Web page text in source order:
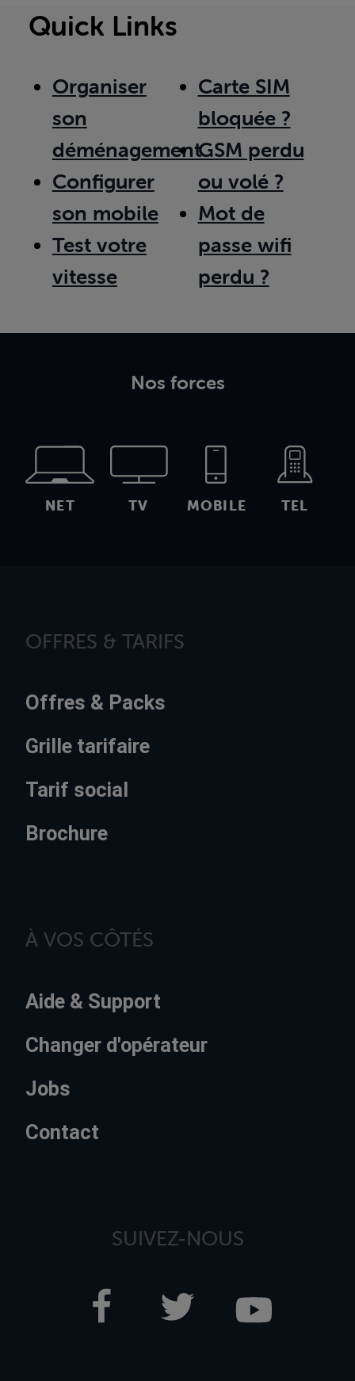
Quick Links
Organiser
son
déménagement
Configurer
son mobile
Test votre
vitesse
Carte SIM
bloquée ?
GSM perdu
ou volé ?
Mot de
passe wifi
perdu ?
Nos forces
NET TV MOBILE TEL
OFFRES & TARIFS
Offres & Packs
Grille tarifaire
Tarif social
Brochure
À VOS CÔTÉS
Aide & Support
Changer d'opérateur
Jobs
Contact
SUIVEZ-NOUS